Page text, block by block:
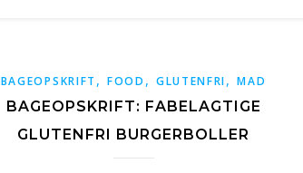
BAGEOPSKRIFT ,FOOD , GLUTENFRI,MAD
BAGEOPSKRIFT: FABELAGTIGE
GLUTENFRI BURGERBOLLER